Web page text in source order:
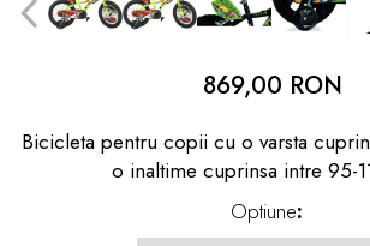
dopuri de urechi
869,00 RON
Bicicleta pentru copii cu o varsta
o inaltime cuprinsa intre 95-
Optiune: